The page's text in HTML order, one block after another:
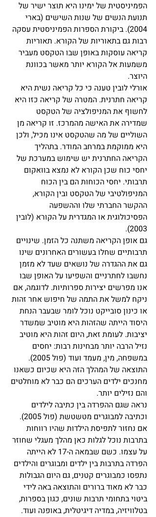
הפמיניסטית של ימינו היא תוצר ישיר של
תנועת הנשים של שנות השישים (בארי
2004). ביקורת הספרות הפמיניסטית עסקה
רבות גם בתאוריות של הקורא. תאוריות
קריאה עוסקות באופן שבו הטקסט מעביר
משמעות אל הקורא יותר מאשר בכוונת
היוצר.
אורלי לובין טענה כי כל קריאה נשית היא
קריאה חתרנית. המטרה של קריאה כזו היא
לחשוף את המניפולציה של הטקסט
שמדירה את האישה מהמרכז. זו קריאה מן
השוליים של מה שהטקסט אינו מכיל, ולכן
היא ממוקמת במרחב המודר. בתהליך
הקריאה החתרנית יש שימוש במערכת של
יחסי כוח שכן הקורא לא נמצא בוואקום
תרבותי. יחסי הכוחות הם בין הכוח
המניפולטיבי של הטקסט ובין הקורא,
ההקשר החברתי שלו וההשפעה
הפסיכולוגית או המגדרית על הקורא (לובין
2003).
גם אופן הקריאה משתנה כל הזמן. שינויים
תרבותיים שחלו בעשורים האחרונים שינו
גם את ההגדרה של נושאים שעד לא מזמן
נחשבו לחתרניים והשפיעו על האופן שבו
אנו מפרשים יצירות ספרותיות. לדוגמה, אם
ניקח למשל את התמה של חיפוש אחר זהות
או כינון סובייקט נוכל לומר שבעבר הנחת
היסוד הייתה שהזהות היא מוטיב שמשדר
יציבות. לעומת זאת, היום זהות היא מוטיב
נזיל הרבה יותר מבחינות רבות: יחסים
במשפחה, מין, מעמד ועוד (פול 2005).
התוצאה של המהלך הזה היא שכיום כשאנו
מחנכים ילדים הערכים הם כבר לא מוחלטים
והם נזילים יותר.
נראה שגם ההפרדה בין כתיבה לילדים
וכתיבה למבוגרים מטשטשת (פול 2005).
אם נחזור לתפיסת הילדות שהיו רווחות
בתרבות נוכל לגלות כאן מהלך מעגלי שחוזר
על עצמו. כשם שבמאה ה-17 לא הייתה
הפרדה בתרבות בין ילדים ומבוגרים והילדים
נתפסו כמבוגרים קטנים, גם היום הגבולות
כבר לא מאוד ברורים והתוצאה באה לידי
ביטוי בתחומי תרבות שונים, כגון בספרות,
בטלוויזיה, במדיה דיגיטלית, באופנה ועוד.